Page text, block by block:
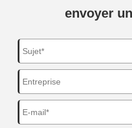
envoyer